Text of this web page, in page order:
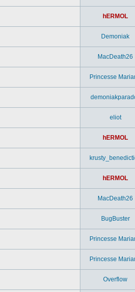
hERMOL
Demoniak
MacDeath26
Princesse
eliot
hERMOL
hERMOL
MacDeath26
BugBuster
Princesse
Princesse
Overflow